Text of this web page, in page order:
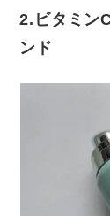
2. ビタミン
ンド